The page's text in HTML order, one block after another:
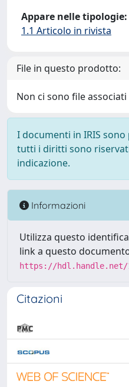
Appare nelle tipologie:
1.1 Articolo in rivista
File in questo prodotto:
Non ci sono file
I documenti in IRIS
tutti i diritti sono
indicazione.
Informazioni
Utilizza questo
link a questo
https://hdl.handle.net/
Citazioni